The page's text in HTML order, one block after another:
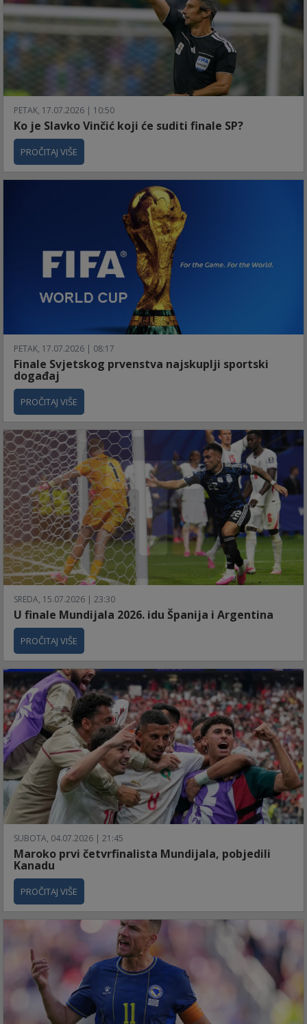
PETAK, 17.07.2026 | 10:50
Ko je Slavko Vinčić koji će suditi finale SP?
PROČITAJ VIŠE
PETAK, 17.07.2026 | 08:17
Finale Svjetskog prvenstva najskuplji sportski
događaj
PROČITAJ VIŠE
SREDA, 15.07.2026 | 23:30
U finale Mundijala 2026. idu Španija i Argentina
PROČITAJ VIŠE
SUBOTA, 04.07.2026 | 21:45
Maroko prvi četvrfinalista Mundijala, pobjedili
Kanadu
PROČITAJ VIŠE